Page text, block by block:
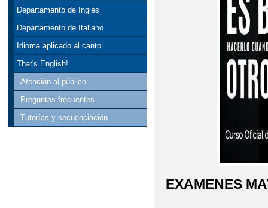
Departamento de Inglés
Departamento de Italiano
Idioma aplicado al canto
That's English!
Atención al público
Preguntas frecuentes
Tutorías y secuenciación
EXAMENES